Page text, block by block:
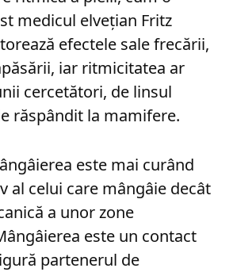
medicul elvețian Fritz
efectele sale frecării,
iar ritmicitatea ar
cercetători, de linsul
răspândit la mamifere.
este mai curând
al celui care mângâie decât
a unor zone
este un contact
partenerul de